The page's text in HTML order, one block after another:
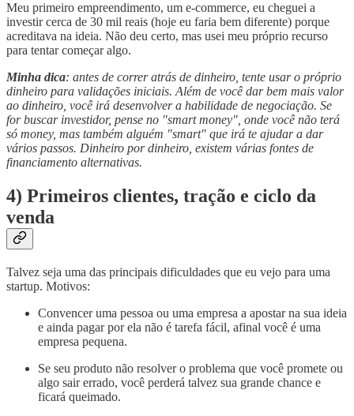
Meu primeiro empreendimento, um e-commerce, eu cheguei a
investir cerca de 30 mil reais (hoje eu faria bem diferente) porque
acreditava na ideia. Não deu certo, mas usei meu próprio recurso
para tentar começar algo.
Minha dica: antes de correr atrás de dinheiro, tente usar o próprio
dinheiro para validações iniciais. Além de você dar bem mais valor
ao dinheiro, você irá desenvolver a habilidade de negociação. Se
for buscar investidor, pense no "smart money", onde você não terá
só money, mas também alguém "smart" que irá te ajudar a dar
vários passos. Dinheiro por dinheiro, existem várias fontes de
financiamento alternativas.
4) Primeiros clientes, tração e ciclo da
venda
Talvez seja uma das principais dificuldades que eu vejo para uma
startup. Motivos:
Convencer uma pessoa ou uma empresa a apostar na sua ideia
e ainda pagar por ela não é tarefa fácil, afinal você é uma
empresa pequena.
Se seu produto não resolver o problema que você promete ou
algo sair errado, você perderá talvez sua grande chance e
ficará queimado.